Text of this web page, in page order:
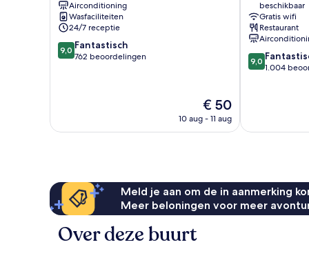
Nagasaki
Airconditioning
Wasfaciliteiten
24/7 receptie
9.0
van
9,0 Fantastisch
762 beoordelingen
De
prijs
€ 50
10 aug - 11 aug
beschikbaar
Gratis wifi
Restaurant
9.0
van
9,0
1.004
Meld je aan om de in aanmerking
Meer beloningen voor meer
Over deze buurt